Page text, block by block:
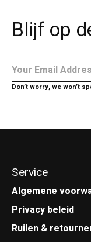
Blijf op
Don’t worry, we won’t
Service
Algemene
Privacy beleid
Ruilen &